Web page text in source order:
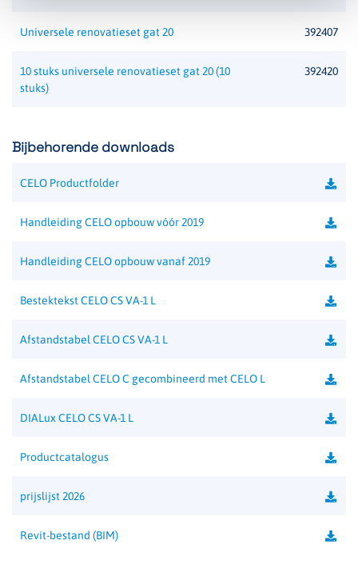
Universele renovatieset gat 20 392407
10 stuks universele renovatieset gat 20 (10
stuks)
392420
Bijbehorende downloads
CELO Productfolder
Handleiding CELO opbouw vóór 2019
Handleiding CELO opbouw vanaf 2019
Bestektekst CELO CS VA-1 L
Afstandstabel CELO CS VA-1 L
Afstandstabel CELO C gecombineerd met CELO L
DIALux CELO CS VA-1 L
Productcatalogus
prijslijst 2026
Revit-bestand (BIM)